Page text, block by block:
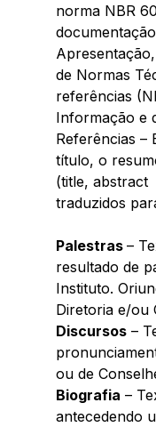
norma NBR
de Normas
referências
Informação e
Referências –
título, o
(title, abstract
traduzidos
Palestras –
resultado de
Instituto.
Diretoria e/ou
Discursos –
ou de
Biografia –
antecedendo